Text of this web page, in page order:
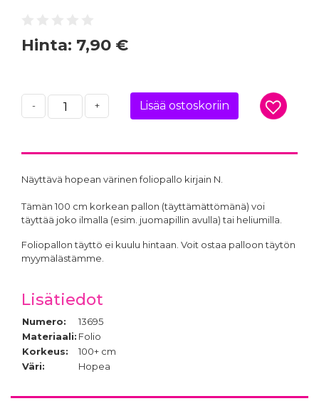
Hinta: 7,90 €
- + Lisää ostoskoriin
Näyttävä hopean värinen foliopallo kirjain N.
Tämän 100 cm korkean pallon (täyttämättömänä) voi
täyttää joko ilmalla (esim. juomapillin avulla) tai heliumilla.
Foliopallon täyttö ei kuulu hintaan. Voit ostaa palloon täytön
myymälästämme.
Lisätiedot
Numero:
13695
Materiaali: Folio
Korkeus:
100+ cm
Väri:
Hopea